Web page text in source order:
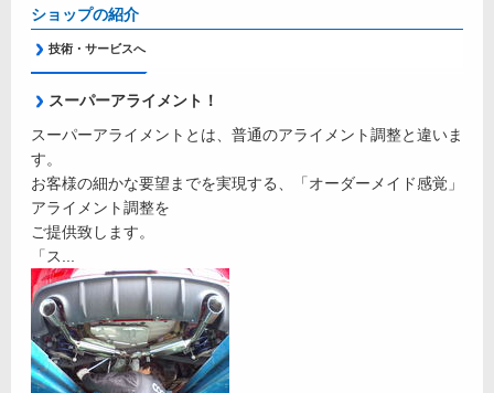
ショップの紹介
技術・サービスへ
スーパーアライメント！
スーパーアライメントとは、普通のアライメント調整と違いま
す。
お客様の細かな要望までを実現する、「オーダーメイド感覚」
アライメント調整を
ご提供致します。
「ス...